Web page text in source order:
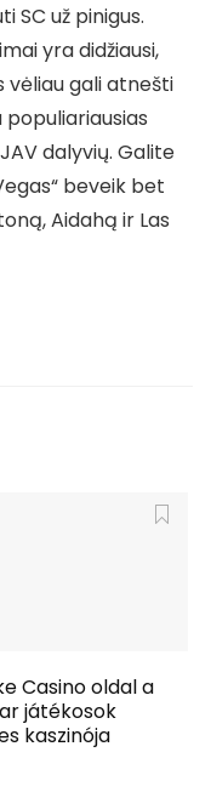
SC už pinigus.
yra didžiausi,
vėliau gali atnešti
populiariausias
dalyvių. Galite
beveik bet
Aidahą ir Las
Casino oldal a
játékosok
kaszinója